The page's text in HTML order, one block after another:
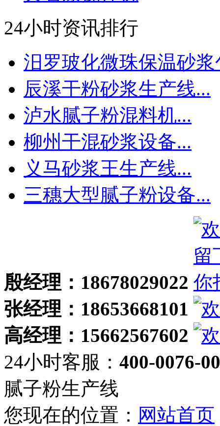
24小时资讯排行
汨罗玻化微珠保温砂浆
辰溪干粉砂浆生产线...
泸水腻子粉混料机...
柳州干混砂浆设备...
义马砂浆王生产线...
三穗大型腻子粉设备...
殷经理：18678029022
张经理：18653668101
高经理：15662567602
24小时客服： 400-0076-
腻子粉生产线
您现在的位置： 网站首页